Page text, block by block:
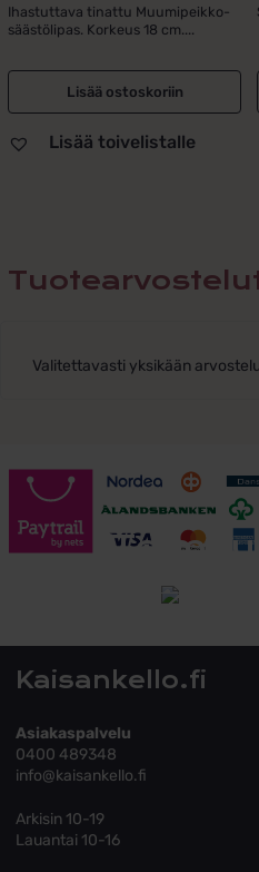
Ihastuttava tinattu Muumipeikko-
säästölipas. Korkeus 18 cm....
Lisää ostoskoriin
Lisää toivelistalle
Valitettavasti yksikään
Kaisankello.fi
Asiakaspalvelu
0400 489348
info@kaisankello.fi
Arkisin 10-19
Lauantai 10-16